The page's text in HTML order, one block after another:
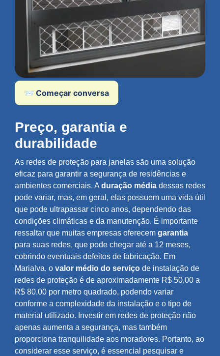
📨 Começar conversa
Preço, garantia e
durabilidade
As redes de proteção para janelas são uma solução
eficaz para garantir a segurança de residências e
ambientes comerciais. Aduração média dessas redes
pode variar, mas, em geral, elas possuem uma vida útil
que pode ultrapassar cinco anos, dependendo das
condições climáticas e da manutenção. É importante
ressaltar que muitas empresas oferecem garantia
para suas redes, que pode chegar até a 12 meses,
cobrindo eventuais defeitos de fabricação. Em
Marialva, o valor médio do serviço de instalação de
redes de proteção é de aproximadamente R$ 50,00 a
R$ 80,00 por metro quadrado, podendo variar
conforme a complexidade da instalação e o tipo de
material utilizado. Investir em redes de proteção não
apenas aumenta a segurança, mas também
proporciona tranquilidade aos moradores. Portanto, ao
considerar esse serviço, é essencial pesquisar e